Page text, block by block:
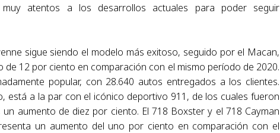
atentos a los desarrollos actuales para poder seguir
sigue siendo el modelo más exitoso, seguido por el Macan,
12 por ciento en comparación con el mismo período de 2020.
popular, con 28.640 autos entregados a los clientes.
está a la par con el icónico deportivo 911, de los cuales fueron
aumento de diez por ciento. El 718 Boxster y el 718 Cayman
un aumento del uno por ciento en comparación con el